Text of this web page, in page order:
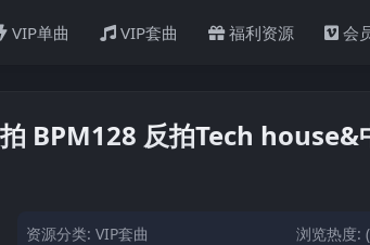
VIP单曲 VIP套曲 福利资源 会
BPM128 反拍Tech
资源分类:VIP套曲
浏览热度: